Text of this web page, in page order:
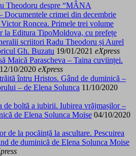
Theodoru despre “MÂNA
crimei din decembrie
Roncea. Primele trei volume
la Editura TipoMoldova, cu prefețe
scriitori Radu Theodoru și Aurel
Gh. Buzatu 19/01/2021 eXpress
Maică Parascheva – Taina cuviinței.
12/10/2020 eXpress
întru Hristos. Gând de duminică –
– de Elena Solunca 11/10/2020
de boltă a iubirii. Iubirea vrăjmașilor –
de Elena Solunca Moise 04/10/2020
de la pocăință la ascultare. Pescuirea
de duminică de Elena Solunca Moise